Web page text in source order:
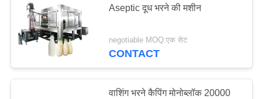
Aseptic दूध भरने की मशीन
negotiable MOQ:एक सेट
CONTACT
वाशिंग भरने कैपिंग मोनोब्लॉक 20000